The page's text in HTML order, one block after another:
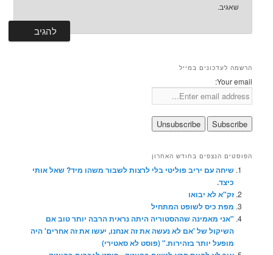
שאגיב.
הרשמה לעדכונים במייל
Your email:
הפוסטים הנצפים בחודש האחרון
שיחה עם יריב פוליטי בלי לרצות לשבור משהו מיד? שאל אותי
כיצד.
זק"א לא יבואו
מפת כיס לשופט המתחיל
"אני מאמינה שההסטוריה היתה נראית הרבה יותר טוב אם
השיקול של 'אם לא נעשה את זה אנחנו, יעשו את זה אחרים' היה
מופעל יותר בזהירות." (פוסט לא סאטירי)